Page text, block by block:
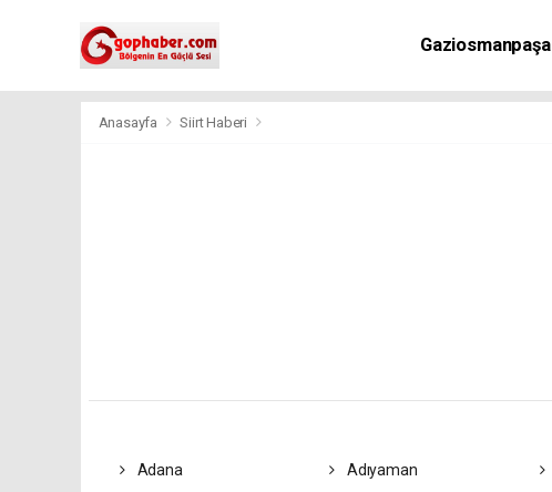
Gaziosmanpaşa
Anasayfa Siirt Haberi
Adana Adıyaman